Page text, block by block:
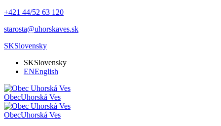
+421 44/52 63 120
starosta@uhorskaves.sk
SKSlovensky
SKSlovensky
ENEnglish
ObecUhorská Ves
ObecUhorská Ves